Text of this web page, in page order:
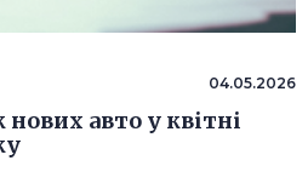
04.05.2026
авто у квітні